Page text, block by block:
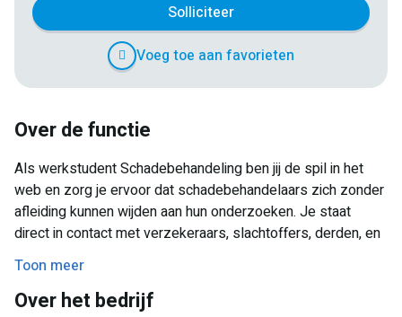
Solliciteer
Voeg toe aan favorieten
Over de functie
Als werkstudent Schadebehandeling ben jij de spil in het
web en zorg je ervoor dat schadebehandelaars zich zonder
afleiding kunnen wijden aan hun onderzoeken. Je staat
direct in contact met verzekeraars, slachtoffers, derden, en
andere betrokken partijen. Je beheert de telefoon met
gemak en hebt een proactieve houding om ervoor te zorgen
dat acties bij de juiste schadebehandelaar worden
Toon meer
Over het bedrijf